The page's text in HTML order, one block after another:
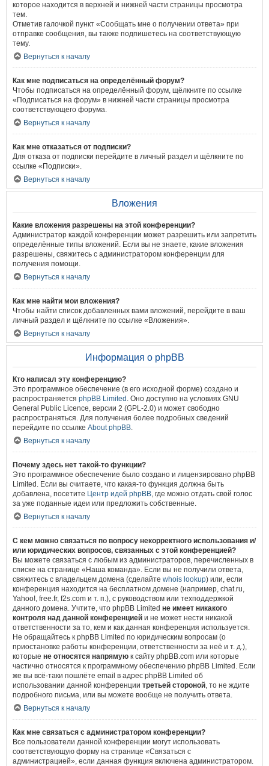
которое находится в верхней и нижней части страницы просмотра
тем.
Отметив галочкой пункт «Сообщать мне о получении ответа» при
отправке сообщения, вы также подпишетесь на соответствующую
тему.
Вернуться к началу
Как мне подписаться на определённый форум?
Чтобы подписаться на определённый форум, щёлкните по ссылке
«Подписаться на форум» в нижней части страницы просмотра
соответствующего форума.
Вернуться к началу
Как мне отказаться от подписки?
Для отказа от подписки перейдите в личный раздел и щёлкните по
ссылке «Подписки».
Вернуться к началу
Вложения
Какие вложения разрешены на этой конференции?
Администратор каждой конференции может разрешить или запретить
определённые типы вложений. Если вы не знаете, какие вложения
разрешены, свяжитесь с администратором конференции для
получения помощи.
Вернуться к началу
Как мне найти мои вложения?
Чтобы найти список добавленных вами вложений, перейдите в ваш
личный раздел и щёлкните по ссылке «Вложения».
Вернуться к началу
Информация о phpBB
Кто написал эту конференцию?
Это программное обеспечение (в его исходной форме) создано и
распространяется phpBB Limited . Оно доступно на условиях GNU
General Public Licence, версии 2 (GPL-2.0) и может свободно
распространяться. Для получения более подробных сведений
перейдите по ссылке About phpBB.
Вернуться к началу
Почему здесь нет такой-то функции?
Это программное обеспечение было создано и лицензировано phpBB
Limited. Если вы считаете, что какая-то функция должна быть
добавлена, посетите Центр идей phpBB, где можно отдать свой голос
за уже поданные идеи или предложить собственные.
Вернуться к началу
С кем можно связаться по вопросу некорректного использования и/
или юридических вопросов, связанных с этой конференцией?
Вы можете связаться с любым из администраторов, перечисленных в
списке на странице «Наша команда». Если вы не получили ответа,
свяжитесь с владельцем домена (сделайте whois lookup) или, если
конференция находится на бесплатном домене (например, chat.ru,
Yahoo!, free.fr, f2s.com и т. п.), с руководством или техподдержкой
данного домена. Учтите, что phpBB Limited не имеет никакого
контроля над данной конференцией и не может нести никакой
ответственности за то, кем и как данная конференция используется.
Не обращайтесь к phpBB Limited по юридическим вопросам (о
приостановке работы конференции, ответственности за неё и т. д.),
которые не относятся напрямую к сайту phpBB.com или которые
частично относятся к программному обеспечению phpBB Limited. Если
же вы всё-таки пошлёте email в адрес phpBB Limited об
использовании данной конференции третьей стороной, то не ждите
подробного письма, или вы можете вообще не получить ответа.
Вернуться к началу
Как мне связаться с администратором конференции?
Все пользователи данной конференции могут использовать
соответствующую форму на странице «Связаться с
администрацией», если данная функция включена администратором.